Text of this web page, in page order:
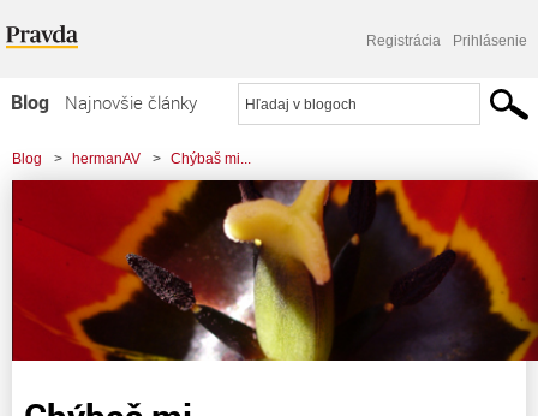
Registrácia Prihlásenie
Blog
Najnovšie články
Najčítanejšie články
Najkomentovanejšie články
Zoznam blogov
Komerčné blogy
Blog > hermanAV > Chýbaš mi...